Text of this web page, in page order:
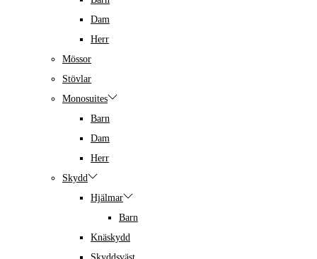
Dam
Herr
Mössor
Stövlar
Monosuites
Barn
Dam
Herr
Skydd
Hjälmar
Barn
Knäskydd